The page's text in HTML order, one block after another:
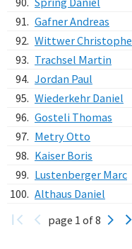
91. Gafner Andreas
92. Wittwer Christophe
93. Trachsel Martin
94. Jordan Paul
95. Wiederkehr Daniel
96. Gosteli Thomas
97. Metry Otto
98. Kaiser Boris
99. Lustenberger Marc
100. Althaus Daniel
page 1 of 8